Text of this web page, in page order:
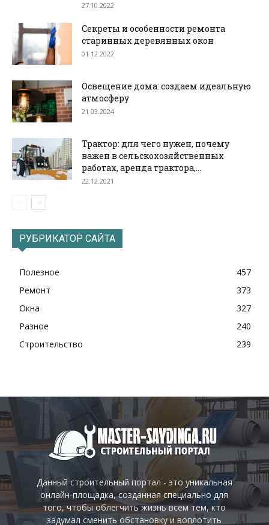
27.10.2022
Секреты и особенности ремонта
старинных деревянных окон
01.12.2022
Освещение дома: создаем идеальную
атмосферу
21.03.2024
Трактор: для чего нужен, почему
важен в сельскохозяйственных
работах, аренда трактора,...
22.12.2021
РУБРИКАТОР САЙТА
Полезное
457
Ремонт
373
Окна
327
Разное
240
Строительство
239
Данный строительный портал - это уникальная
онлайн-площадка, созданная специально для
того, чтобы облегчить жизнь всем тем, кто
задумал сменить обстановку и воплотить